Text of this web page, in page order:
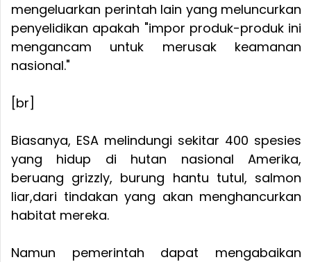
mengeluarkan perintah lain yang meluncurkan
penyelidikan apakah "impor produk-produk ini
mengancam untuk merusak keamanan
nasional."
[br]
Biasanya, ESA melindungi sekitar 400 spesies
yang hidup di hutan nasional Amerika,
beruang grizzly, burung hantu tutul, salmon
liar,dari tindakan yang akan menghancurkan
habitat mereka.
Namun pemerintah dapat mengabaikan